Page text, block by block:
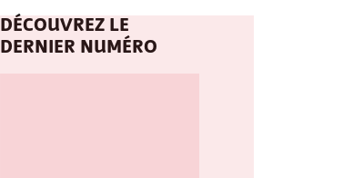
DÉCOUVREZ LE
DERNIER NUMÉRO